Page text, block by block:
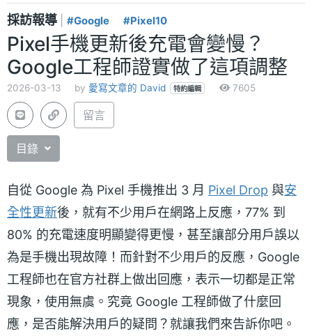
採訪報導 #Google #Pixel10
Pixel手機更新後充電會變慢？
Google工程師證實做了這項調整
2026-03-13 by 愛寫文章的 David 特約編輯 7605
留言
目錄
自從 Google 為 Pixel 手機推出 3 月 Pixel Drop 與安
全性更新後，就有不少用戶在網路上反應，77% 到
80% 的充電速度明顯變得更慢，甚至讓部分用戶誤以
為是手機出現故障！而針對不少用戶的反應，Google
工程師也在官方社群上做出回應，表示一切都是正常
現象，使用無虞。究竟 Google 工程師做了什麼回
應，是否能解決用戶的疑問？就讓我們來告訴你吧。